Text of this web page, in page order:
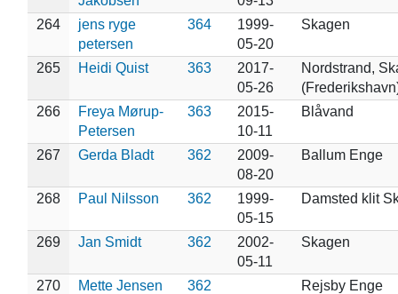
264
jens ryge
petersen
364
1999-
05-20
Skagen
265 Heidi Quist 363
2017-
05-26
Nordstrand,
266
Freya Mørup-
Petersen
363
2015-
10-11
Blåvand
267 Gerda Bladt 362
2009-
08-20
Ballum Enge
268 Paul Nilsson 362
1999-
05-15
Damsted klit
269 Jan Smidt 362
2002-
05-11
Skagen
270 Mette Jensen 362 Rejsby Enge